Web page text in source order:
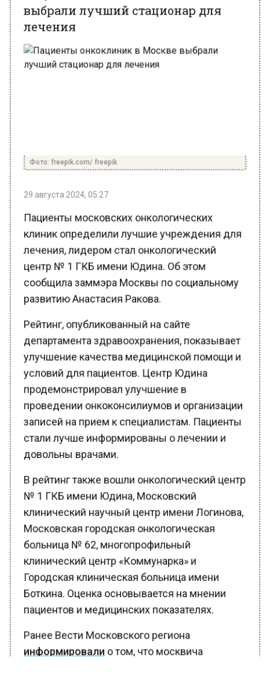
лечения
клиник определили лучшие учреждения для
лечения, лидером стал онкологический
центр № 1 ГКБ имени Юдина. Об этом
сообщила заммэра Москвы по социальному
развитию Анастасия Ракова.
Рейтинг, опубликованный на сайте
департамента здравоохранения, показывает
улучшение качества медицинской помощи и
условий для пациентов. Центр Юдина
продемонстрировал улучшение в
проведении онкоконсилиумов и организации
записей на прием к специалистам. Пациенты
стали лучше информированы о лечении и
довольны врачами.
В рейтинг также вошли онкологический центр
№ 1 ГКБ имени Юдина, Московский
клинический научный центр имени Логинова,
Московская городская онкологическая
больница № 62, многопрофильный
клинический центр «Коммунарка» и
Городская клиническая больница имени
Боткина. Оценка основывается на мнении
пациентов и медицинских показателях.
Ранее Вести Московского региона
информировалио том, что москвича